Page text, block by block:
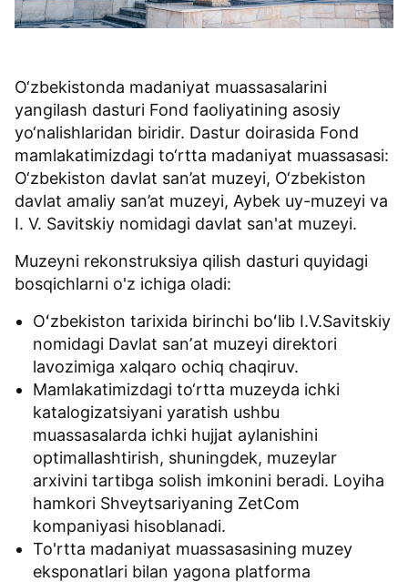
O‘zbekistonda madaniyat muassasalarini
yangilash dasturi Fond faoliyatining asosiy
yo‘nalishlaridan biridir. Dastur doirasida Fond
mamlakatimizdagi to‘rtta madaniyat muassasasi:
O‘zbekiston davlat san’at muzeyi, O‘zbekiston
davlat amaliy san’at muzeyi, Aybek uy-muzeyi va
I. V. Savitskiy nomidagi davlat san'at muzeyi.
Muzeyni rekonstruksiya qilish dasturi quyidagi
bosqichlarni o'z ichiga oladi:
Oʻzbekiston tarixida birinchi boʻlib I.V.Savitskiy
nomidagi Davlat sanʼat muzeyi direktori
lavozimiga xalqaro ochiq chaqiruv.
Mamlakatimizdagi to‘rtta muzeyda ichki
katalogizatsiyani yaratish ushbu
muassasalarda ichki hujjat aylanishini
optimallashtirish, shuningdek, muzeylar
arxivini tartibga solish imkonini beradi. Loyiha
hamkori Shveytsariyaning ZetCom
kompaniyasi hisoblanadi.
To'rtta madaniyat muassasasining muzey
eksponatlari bilan yagona platforma